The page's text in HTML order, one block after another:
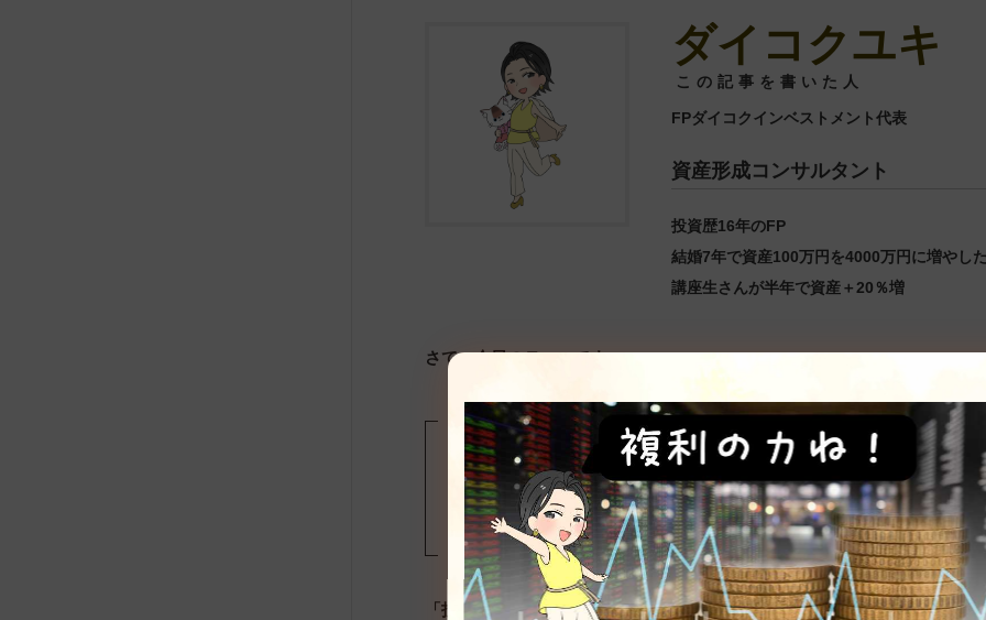
ダイコクユキ
この記事を書いた人
FPダイコクインベストメント代表
資産形成コンサルタント
投資歴16年のFP
結婚7年で資産100万円を4000万円に増やし
講座生さんが半年で資産＋20％増
さて、今日のテーマです。
「不安で動けない…」そんなあなた
答えは頭じゃなく、体の中にある
「投資って本当に大丈夫なの？」「この情報、信じていいのかな…」